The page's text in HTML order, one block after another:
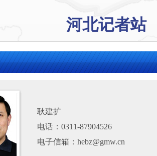
河北记者站
耿建扩
电话：0311-87904526
电子信箱：hebz@gmw.cn